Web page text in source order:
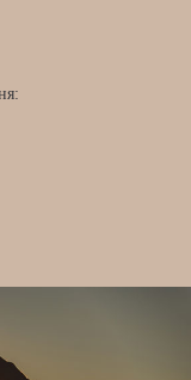
проживання: